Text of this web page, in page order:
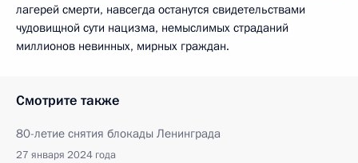
лагерей смерти, навсегда останутся свидетельствами
чудовищной сути нацизма, немыслимых страданий
миллионов невинных, мирных граждан.
Смотрите также
80-летие снятия блокады Ленинграда
27 января 2024 года